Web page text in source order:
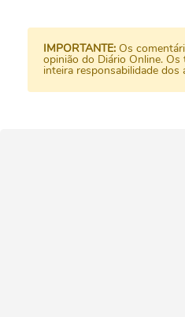
IMPORTANTE: Os
opinião do Diário Online.
inteira responsabilidade dos